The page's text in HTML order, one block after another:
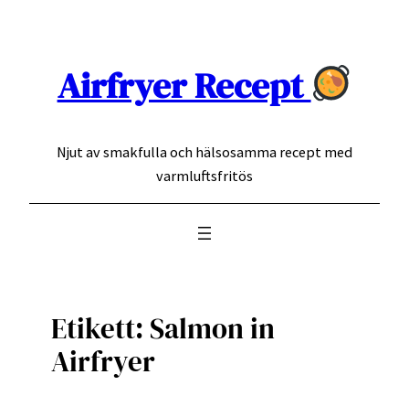
Airfryer Recept
Njut av smakfulla och hälsosamma recept med
varmluftsfritös
Etikett: Salmon in
Airfryer